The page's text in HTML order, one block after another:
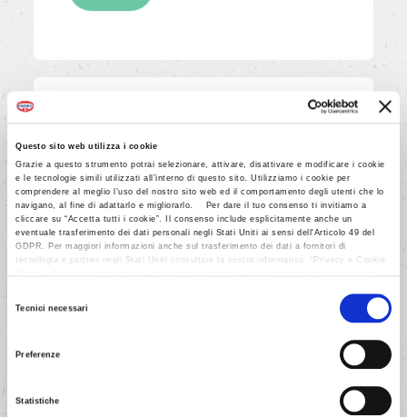
Questo sito web utilizza i cookie
Grazie a questo strumento potrai selezionare, attivare, disattivare e modificare i cookie
e le tecnologie simili utilizzati all’interno di questo sito. Utilizziamo i cookie per
comprendere al meglio l’uso del nostro sito web ed il comportamento degli utenti che lo
navigano, al fine di adattarlo e migliorarlo. Per dare il tuo consenso ti invitiamo a
cliccare su “Accetta tutti i cookie”. Il consenso include esplicitamente anche un
eventuale trasferimento dei dati personali negli Stati Uniti ai sensi dell'Articolo 49 del
GDPR. Per maggiori informazioni anche sul trasferimento dei dati a fornitori di
tecnologia e partner negli Stati Uniti consultare la nostra informativa “Privacy e Cookie
Tecnici necessari
Preferenze
Statistiche
4/8
Prepara la crema con il latte nel
modo indicato in confezione. Con
l'aiuto di una tasca da pasticciere,
distribuisci la crema al gusto
cioccolato sulla superficie
dell'impasto cotto, facendo
dello stampo.